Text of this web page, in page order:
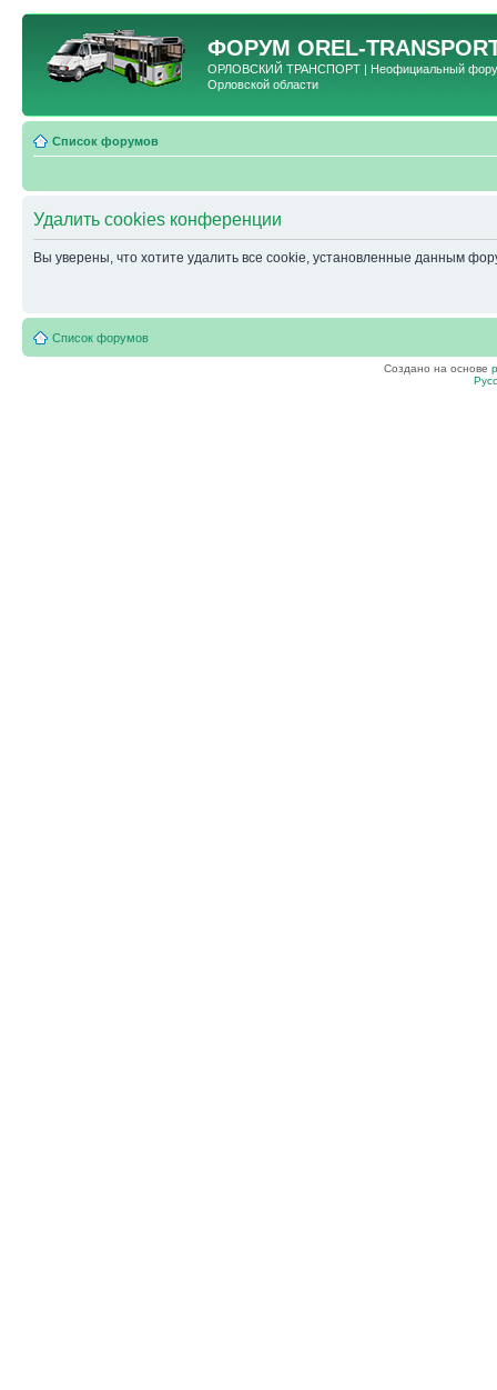
ФОРУМ OREL-
ОРЛОВСКИЙ ТРАНСПОРТ | Неофициальный форум
Орловской области
Список форумов
Удалить cookies конференции
Вы уверены, что хотите удалить все cookie, установленные данным
Список форумов
Создано на основе